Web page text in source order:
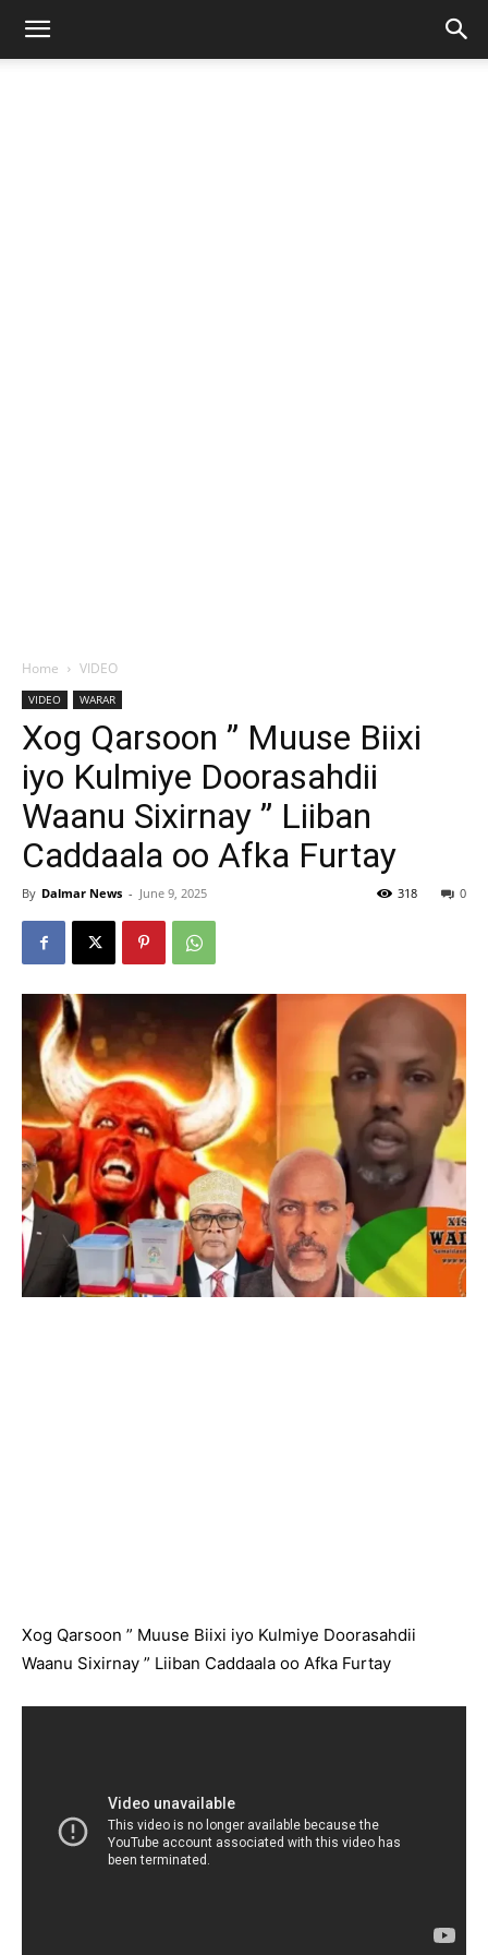
Home VIDEO
VIDEO WARAR
Xog Qarsoon ” Muuse Biixi
iyo Kulmiye Doorasahdii
Waanu Sixirnay ” Liiban
Caddaala oo Afka Furtay
By Dalmar News - June 9, 2025 0
318
Xog Qarsoon ” Muuse Biixi iyo Kulmiye Doorasahdii
Waanu Sixirnay ” Liiban Caddaala oo Afka Furtay